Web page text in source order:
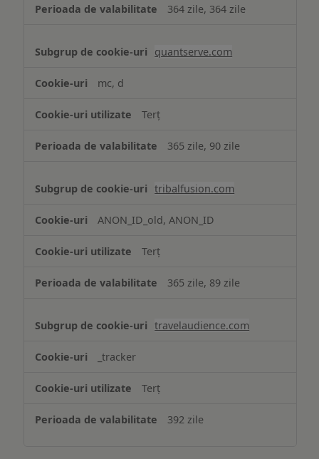
364 zile, 364 zile
quantserve.com
mc, d
Terț
365 zile, 90 zile
tribalfusion.com
ANON_ID_old, ANON_ID
Terț
365 zile, 89 zile
travelaudience.com
_tracker
Terț
392 zile